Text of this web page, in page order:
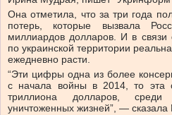
Она отметила, что за три года
потерь, которые вызвала
миллиардов долларов. И в связи
по украинской территории
ежедневно расти.
“Эти цифры одна из более
с начала войны в 2014, то эта
триллиона долларов,
уничтоженных жизней”, —